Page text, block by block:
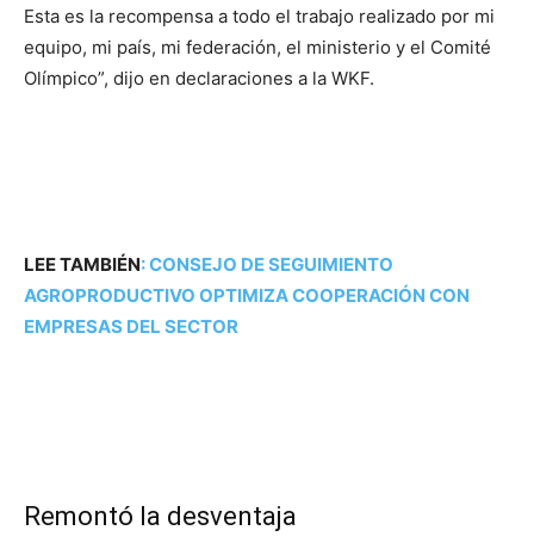
Esta es la recompensa a todo el trabajo realizado por mi
equipo, mi país, mi federación, el ministerio y el Comité
Olímpico”, dijo en declaraciones a la WKF.
LEE TAMBIÉN:CONSEJO DE SEGUIMIENTO
AGROPRODUCTIVO OPTIMIZA COOPERACIÓN CON
EMPRESAS DEL SECTOR
Remontó la desventaja